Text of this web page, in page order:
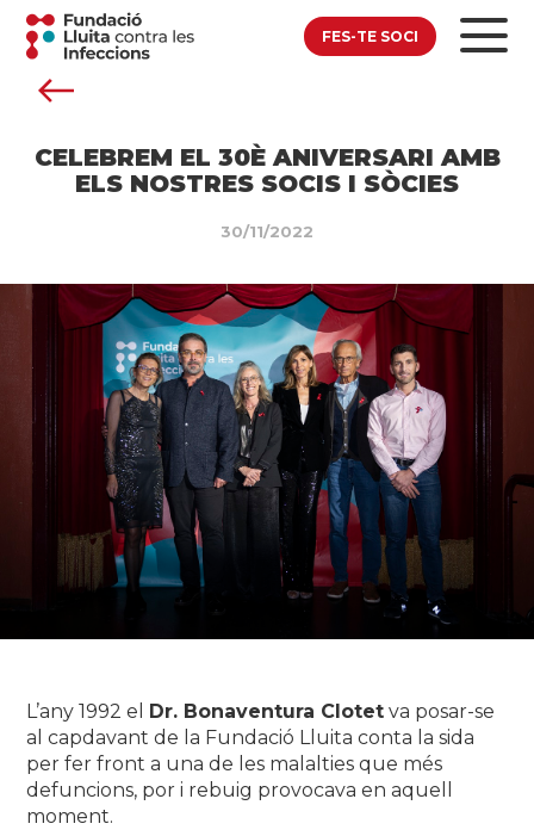
FES-TE SOCI
CELEBREM EL 30È ANIVERSARI AMB
ELS NOSTRES SOCIS I SÒCIES
30/11/2022
L’any 1992 el Dr. Bonaventura Clotet va posar-se
al capdavant de la Fundació Lluita conta la sida
per fer front a una de les malalties que més
defuncions, por i rebuig provocava en aquell
moment.